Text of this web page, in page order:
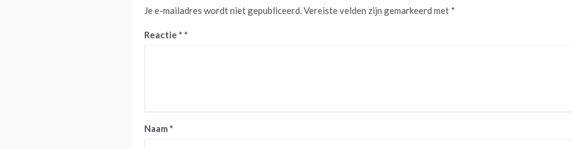
Je e-mailadres wordt niet gepubliceerd.Vereiste velden zijn gemarkeerd met *
Reactie *
Naam *